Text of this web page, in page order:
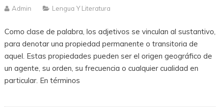
Admin Lengua Y Literatura
Como clase de palabra, los adjetivos se vinculan al sustantivo,
para denotar una propiedad permanente o transitoria de
aquel. Estas propiedades pueden ser el origen geográfico de
un agente, su orden, su frecuencia o cualquier cualidad en
particular. En términos